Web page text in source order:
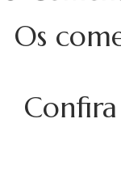
Os
Confira